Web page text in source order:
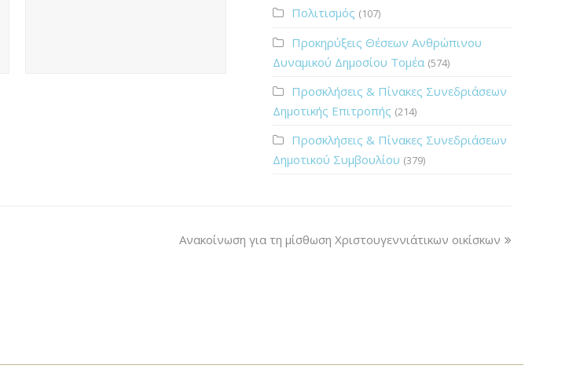
Πολιτισμός (107)
Προκηρύξεις Θέσεων Ανθρώπινου
Δυναμικού Δημοσίου Τομέα (574)
Προσκλήσεις & Πίνακες Συνεδριάσεων
Δημοτικής Επιτροπής (214)
Προσκλήσεις & Πίνακες Συνεδριάσεων
Δημοτικού Συμβουλίου (379)
Ανακοίνωση για τη μίσθωση Χριστουγεννιάτικων οικίσκων